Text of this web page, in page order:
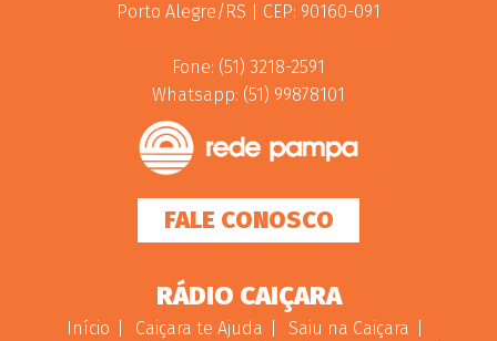
Porto Alegre/RS | CEP: 90160-091
Fone: (51) 3218-2591
Whatsapp: (51) 99878101
FALE CONOSCO
RÁDIO CAIÇARA
Início Caiçara te Ajuda
Saiu na Caiçara